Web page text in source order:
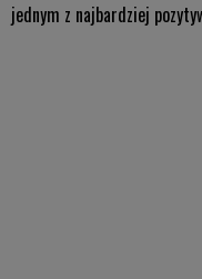
jednym z najbardziej